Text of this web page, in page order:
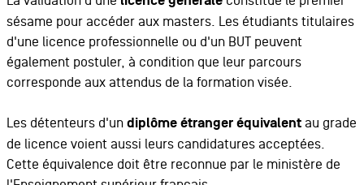
sésame pour accéder aux masters. Les étudiants titulaires
d'une licence professionnelle ou d'un BUT peuvent
également postuler, à condition que leur parcours
corresponde aux attendus de la formation visée.
Les détenteurs d'un diplôme étranger équivalentau grade
de licence voient aussi leurs candidatures acceptées.
Cette équivalence doit être reconnue par le ministère de